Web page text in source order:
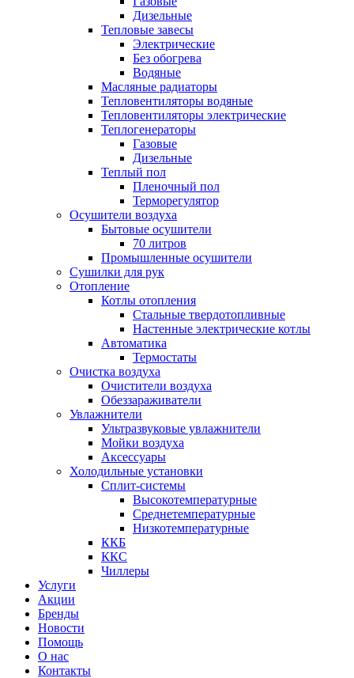
Дизельные
Тепловые завесы
Электрические
Без обогрева
Водяные
Масляные радиаторы
Тепловентиляторы водяные
Тепловентиляторы электрические
Теплогенераторы
Газовые
Дизельные
Теплый пол
Пленочный пол
Терморегулятор
Осушители воздуха
Бытовые осушители
70 литров
Промышленные осушители
Сушилки для рук
Отопление
Котлы отопления
Стальные твердотопливные
Настенные электрические котлы
Автоматика
Термостаты
Очистка воздуха
Очистители воздуха
Обеззараживатели
Увлажнители
Ультразвуковые увлажнители
Мойки воздуха
Аксессуары
Холодильные установки
Сплит-системы
Высокотемпературные
Среднетемпературные
Низкотемпературные
ККБ
ККС
Чиллеры
Услуги
Акции
Бренды
Новости
Помощь
О нас
Контакты